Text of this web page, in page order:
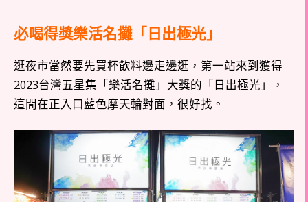
必喝得獎樂活名攤「日出極光」
逛夜市當然要先買杯飲料邊走邊逛，第一站來到獲得
2023台灣五星集「樂活名攤」大獎的「日出極光」，
這間在正入口藍色摩天輪對面，很好找。